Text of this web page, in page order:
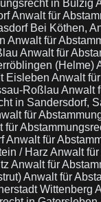
in Bülzig
Anwalt für
Bei Köthen,
Anwalt für
Anwalt für
(Helme)
Eisleben Anwalt
Roßlau Anwalt
in Sandersdorf,
für
für
Anwalt für
/ Harz Anwalt
Anwalt für
Anwalt für
Wittenberg